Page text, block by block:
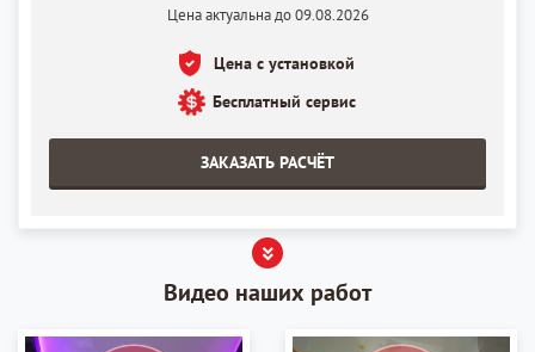
Цена актуальна до 09.08.2026
Цена с установкой
Бесплатный сервис
ЗАКАЗАТЬ РАСЧЁТ
Видео наших работ